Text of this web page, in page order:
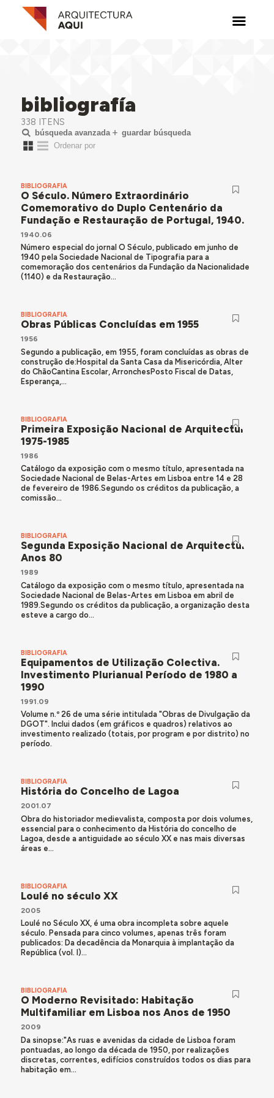
bibliografía
338 ITENS
búsqueda avanzada guardar búsqueda
BIBLIOGRAFÍA
O Século. Número Extraordinário
Comemorativo do Duplo Centenário da
Fundação e Restauração de Portugal, 1940.
1940.06
Número especial do jornal O Século, publicado em junho de
1940 pela Sociedade Nacional de Tipografia para a
comemoração dos centenários da Fundação da Nacionalidade
(1140) e da Restauração...
BIBLIOGRAFÍA
Obras Públicas Concluídas em 1955
1956
Segundo a publicação, em 1955, foram concluídas as obras de
construção de:Hospital da Santa Casa da Misericórdia, Alter
do ChãoCantina Escolar, ArronchesPosto Fiscal de Datas,
Esperança,...
BIBLIOGRAFÍA
Primeira Exposição Nacional de Arquitectura
1975-1985
1986
Catálogo da exposição com o mesmo título, apresentada na
Sociedade Nacional de Belas-Artes em Lisboa entre 14 e 28
de fevereiro de 1986.Segundo os créditos da publicação, a
comissão...
BIBLIOGRAFÍA
Segunda Exposição Nacional de Arquitectura
Anos 80
1989
Catálogo da exposição com o mesmo título, apresentada na
Sociedade Nacional de Belas-Artes em Lisboa em abril de
1989.Segundo os créditos da publicação, a organização desta
esteve a cargo do...
BIBLIOGRAFÍA
Equipamentos de Utilização Colectiva.
Investimento Plurianual Período de 1980 a
1990
1991.09
Volume n.º 26 de uma série intitulada "Obras de Divulgação da
DGOT". Inclui dados (em gráficos e quadros) relativos ao
investimento realizado (totais, por program e por distrito) no
período.
BIBLIOGRAFÍA
História do Concelho de Lagoa
2001.07
Obra do historiador medievalista, composta por dois volumes,
essencial para o conhecimento da História do concelho de
Lagoa, desde a antiguidade ao século XX e nas mais diversas
áreas e...
BIBLIOGRAFÍA
Loulé no século XX
2005
Loulé no Século XX, é uma obra incompleta sobre aquele
século. Pensada para cinco volumes, apenas três foram
publicados: Da decadência da Monarquia à implantação da
República (vol. I)...
BIBLIOGRAFÍA
O Moderno Revisitado: Habitação
Multifamiliar em Lisboa nos Anos de 1950
2009
Da sinopse:"As ruas e avenidas da cidade de Lisboa foram
pontuadas, ao longo da década de 1950, por realizações
discretas, correntes, edifícios construídos todos os dias para
habitação em...